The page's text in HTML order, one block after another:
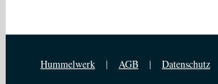
Hummelwerk | AGB | Datenschutz